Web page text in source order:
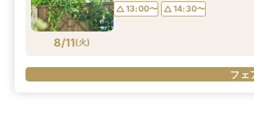
8/11(火)
13:00〜
14:30〜
フェ